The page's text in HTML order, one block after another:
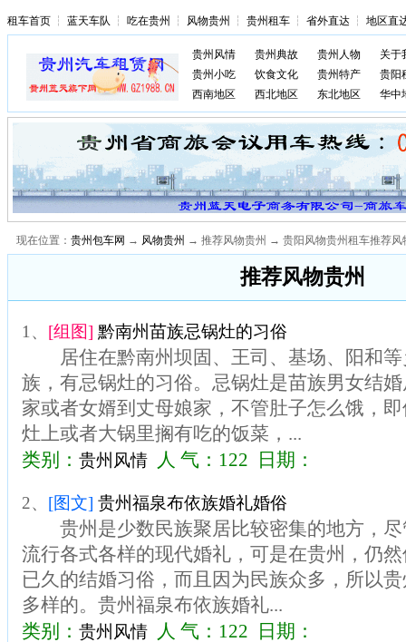
租车首页 ┆ 蓝天车队 ┆ 吃在贵州 ┆ 风物贵州 ┆ 贵州租车 ┆ 省外直达 ┆ 地区直
贵州风情 贵州典故 贵州人物
关于
贵州小吃
饮食文化 贵州特产
贵阳
西南地区
西北地区 东北地区 华中
现在位置： 贵州包车网 → 风物贵州 → 推荐风物贵州 → 贵阳风物贵州租车推荐风
推荐风物贵州
1、 [组图] 黔南州苗族忌锅灶的习俗
居住在黔南州坝固、王司、基场、阳和等
族，有忌锅灶的习俗。忌锅灶是苗族男女结
家或者女婿到丈母娘家，不管肚子怎么饿，
灶上或者大锅里搁有吃的饭菜，...
类别： 贵州风情 人 气：122 日期：
2、 [图文] 贵州福泉布依族婚礼婚俗
贵州是少数民族聚居比较密集的地方，尽
流行各式各样的现代婚礼，可是在贵州，仍
已久的结婚习俗，而且因为民族众多，所以
多样的。贵州福泉布依族婚礼...
类别： 贵州风情 人 气：122 日期：